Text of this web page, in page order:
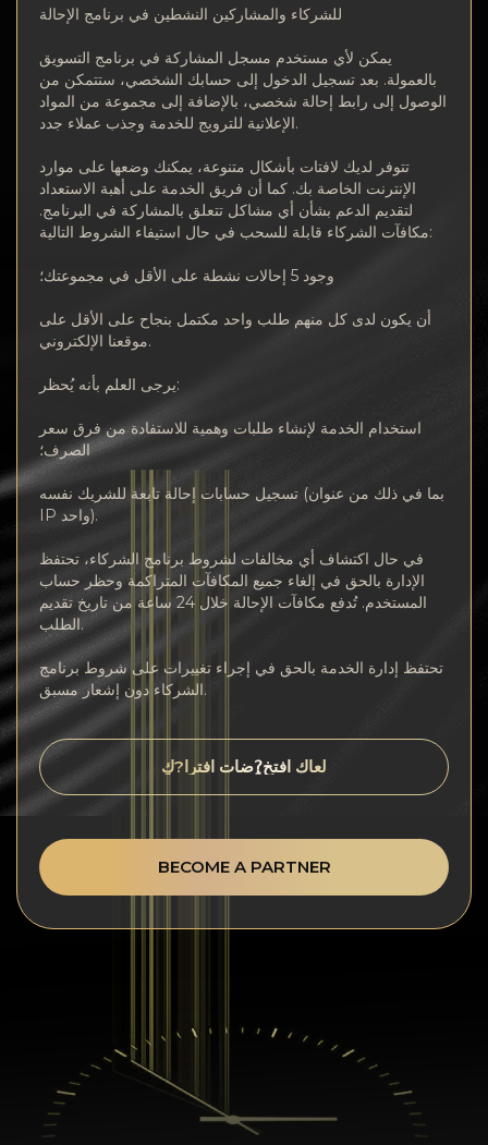
لعاك افتخ?ٍضات افترا?كٍ
للشركاء والمشاركين النشطين في برنامج الإحالة
يمكن لأي مستخدم مسجل المشاركة في برنامج التسويق
بالعمولة. بعد تسجيل الدخول إلى حسابك الشخصي، ستتمكن من
الوصول إلى رابط إحالة شخصي، بالإضافة إلى مجموعة من المواد
الإعلانية للترويج للخدمة وجذب عملاء جدد.
تتوفر لديك لافتات بأشكال متنوعة، يمكنك وضعها على موارد
الإنترنت الخاصة بك. كما أن فريق الخدمة على أهبة الاستعداد
لتقديم الدعم بشأن أي مشاكل تتعلق بالمشاركة في البرنامج.
مكافآت الشركاء قابلة للسحب في حال استيفاء الشروط التالية:
وجود 5 إحالات نشطة على الأقل في مجموعتك؛
أن يكون لدى كل منهم طلب واحد مكتمل بنجاح على الأقل على
موقعنا الإلكتروني.
يرجى العلم بأنه يُحظر:
استخدام الخدمة لإنشاء طلبات وهمية للاستفادة من فرق سعر
الصرف؛
تسجيل حسابات إحالة تابعة للشريك نفسه (بما في ذلك من عنوان
IP واحد).
في حال اكتشاف أي مخالفات لشروط برنامج الشركاء، تحتفظ
الإدارة بالحق في إلغاء جميع المكافآت المتراكمة وحظر حساب
المستخدم. تُدفع مكافآت الإحالة خلال 24 ساعة من تاريخ تقديم
الطلب.
تحتفظ إدارة الخدمة بالحق في إجراء تغييرات على شروط برنامج
الشركاء دون إشعار مسبق.
BECOME A PARTNER